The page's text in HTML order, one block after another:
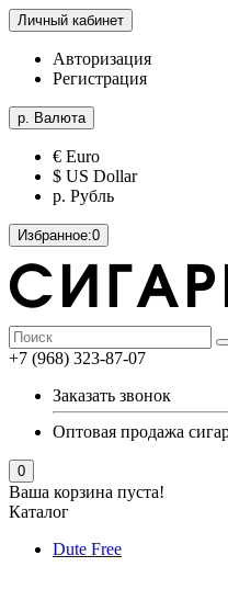
Личный кабинет
Авторизация
Регистрация
р. Валюта
€ Euro
$ US Dollar
р. Рубль
Избранное:0
+7 (968) 323-87-07
Заказать звонок
Оптовая продажа
0
Ваша корзина пуста!
Каталог
Dute Free